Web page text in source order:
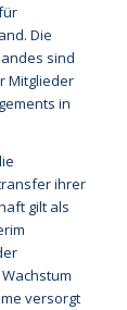
Die
sind
Mitglieder
in
ihrer
gilt als
versorgt